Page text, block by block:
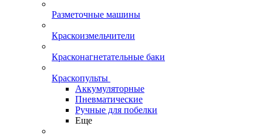
Разметочные машины
Краскоизмельчители
Красконагнетательные баки
Краскопульты
Аккумуляторные
Пневматические
Ручные для побелки
Еще